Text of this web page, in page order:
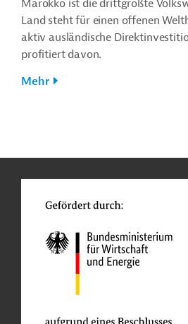
Marokko ist die drittgrößte
Land steht für einen offenen
aktiv ausländische
profitiert davon.
Mehr